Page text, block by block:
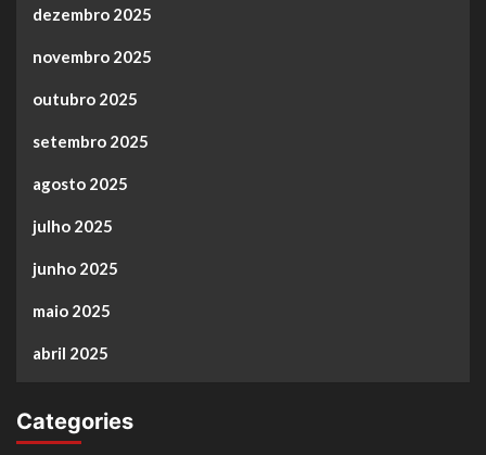
dezembro 2025
novembro 2025
outubro 2025
setembro 2025
agosto 2025
julho 2025
junho 2025
maio 2025
abril 2025
Categories